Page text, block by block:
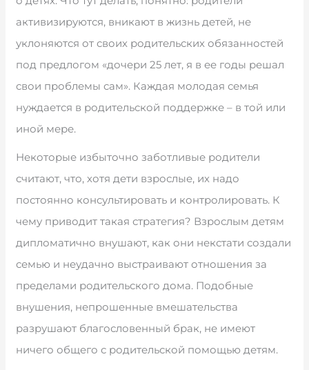
активизируются, вникают в жизнь детей, не
уклоняются от своих родительских обязанностей
под предлогом «дочери 25 лет, я в ее годы решал
свои проблемы сам». Каждая молодая семья
нуждается в родительской поддержке – в той или
иной мере.
Некоторые избыточно заботливые родители
считают, что, хотя дети взрослые, их надо
постоянно консультировать и контролировать. К
чему приводит такая стратегия? Взрослым детям
дипломатично внушают, как они некстати создали
семью и неудачно выстраивают отношения за
пределами родительского дома. Подобные
внушения, непрошенные вмешательства
разрушают благословенный брак, не имеют
ничего общего с родительской помощью детям.